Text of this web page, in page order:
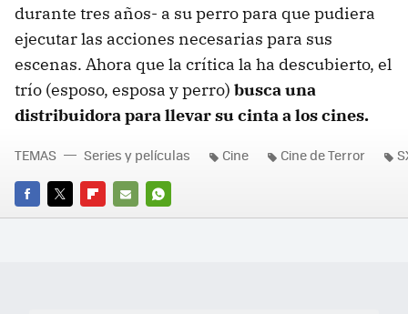
durante tres años- a su perro para que pudiera
ejecutar las acciones necesarias para sus
escenas. Ahora que la crítica la ha descubierto, el
trío (esposo, esposa y perro) busca una
distribuidora para llevar su cinta a los cines.
FACEBOOK
TWITTERFLIPBOARD
E-
WHATSAPP
TEMAS Series y películas Cine Cine de Terror